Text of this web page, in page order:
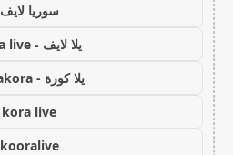
سوريا لايف
يلا لايف - yalla live
يلا كورة - yallakora
kora live
kooralive